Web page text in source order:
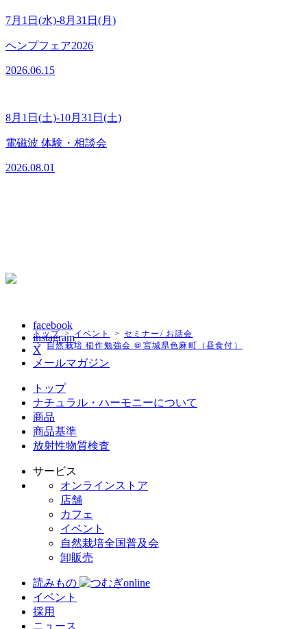
7月1日(水)-8月31日(月)
ヘンプフェア2026
2026.06.15
8月1日(土)-10月31日(土)
電磁波 体験・相談会
2026.08.01
トップ イベント
セミナー/ お話会
自然栽培 稲作勉強会 ＠宮城県色麻町（昼食付）
facebook
instagram
X
メールマガジン
トップ
ナチュラル・ハーモニーについて
商品
商品基準
放射性物質検査
サービス
オンラインストア
店舗
カフェ
イベント
自然栽培全国普及会
卸販売
読みもの
イベント
採用
ニュース